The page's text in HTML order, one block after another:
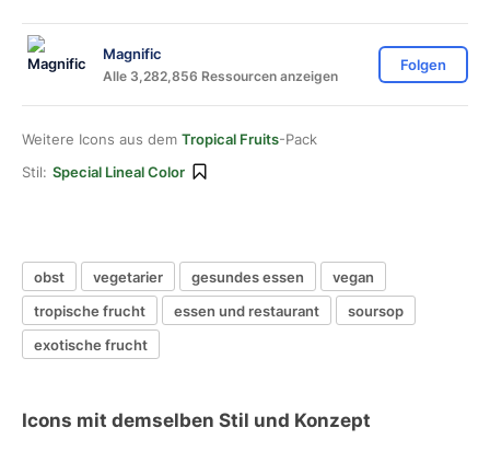
Magnific
Alle 3,282,856 Ressourcen anzeigen
Folgen
Weitere Icons aus dem Tropical Fruits-Pack
Stil: Special Lineal Color
obst vegetarier gesundes essen
vegan
tropische frucht
essen und restaurant
soursop
exotische frucht
Icons mit demselben Stil und Konzept